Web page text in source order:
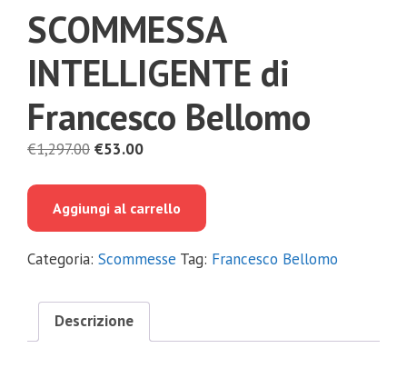
SCOMMESSA
INTELLIGENTE di
Francesco Bellomo
€1,297.00 Il
era:
€53.00Il
è:
Aggiungi al carrello
Categoria: Scommesse Tag: Francesco Bellomo
Descrizione